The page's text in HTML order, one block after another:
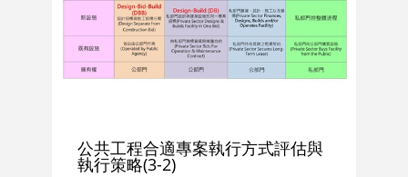
公共工程合適專案執行方式評估與
執行策略(3-2)